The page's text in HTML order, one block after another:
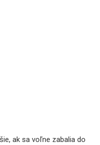
ak sa voľne zabalia do